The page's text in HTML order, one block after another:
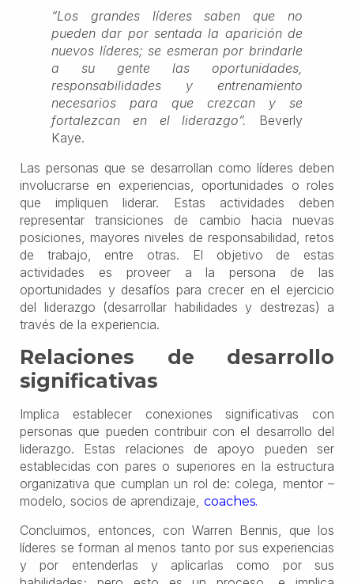
“Los grandes líderes saben que no
pueden dar por sentada la aparición de
nuevos líderes; se esmeran por brindarle
a su gente las oportunidades,
responsabilidades y entrenamiento
necesarios para que crezcan y se
fortalezcan en el liderazgo”.
Beverly
Kaye.
Las personas que se desarrollan como líderes deben
involucrarse en experiencias, oportunidades o roles
que impliquen liderar. Estas actividades deben
representar transiciones de cambio hacia nuevas
posiciones, mayores niveles de responsabilidad, retos
de trabajo, entre otras. El objetivo de estas
actividades es proveer a la persona de las
oportunidades y desafíos para crecer en el ejercicio
del liderazgo (desarrollar habilidades y destrezas) a
través de la experiencia.
Relaciones de desarrollo
significativas
Implica establecer conexiones significativas con
personas que pueden contribuir con el desarrollo del
liderazgo. Estas relaciones de apoyo pueden ser
establecidas con pares o superiores en la estructura
organizativa que cumplan un rol de: colega, mentor –
modelo, socios de aprendizaje, coaches.
Concluimos, entonces, con Warren Bennis, que los
líderes se forman al menos tanto por sus experiencias
y por entenderlas y aplicarlas como por sus